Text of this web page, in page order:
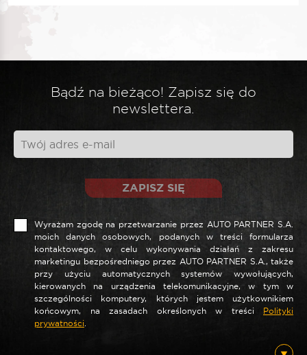
Bądź na bieżąco! Zapisz się do
newslettera.
ZAPISZ SIĘ
Wyrażam zgodę na przetwarzanie przez AUTO PARTNER S.A.
moich danych osobowych, podanych w treści formularza
kontaktowego, w celu wykonywania działań z zakresu
marketingu bezpośredniego przez AUTO PARTNER S.A., także
przy użyciu automatycznych systemów wywołujących,
kierowanych na urządzenia telekomunikacyjne, w tym w
szczególności komputery, których jestem użytkownikiem
końcowym, na zasadach określonych w treści Polityki
prywatności